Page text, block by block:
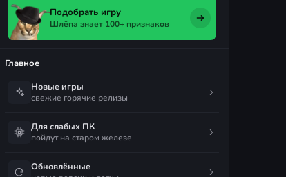
Подобрать игру
Шлёпа знает 100+ признаков
Главное
Новые игры
свежие горячие релизы
Для слабых ПК
пойдут на старом железе
Обновлённые